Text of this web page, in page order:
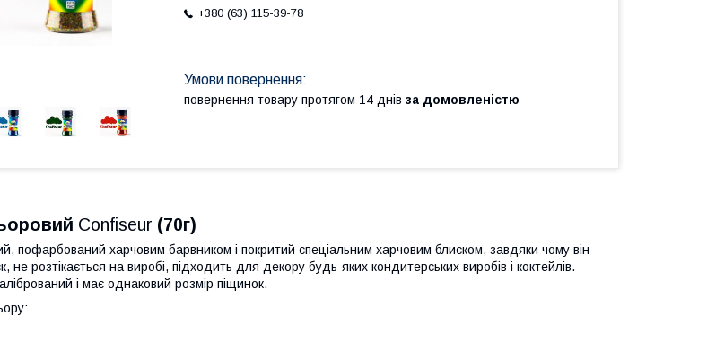
+380 (63) 115-39-78
повернення товару протягом 14 днів за домовленістю
Confiseur (70г)
пофарбований харчовим барвником і покритий спеціальним харчовим блиском, завдяки чому він
не розтікається на виробі, підходить для декору будь-яких кондитерських виробів і коктейлів.
і має однаковий розмір піщинок.